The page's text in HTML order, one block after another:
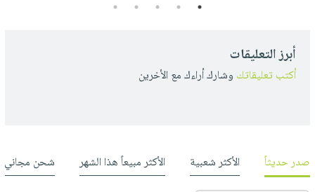
1
2
3
4
5
أبرز التعليقات
أكتب تعليقاتك وشارك أراءك مع الأخرين
صدر حديثاً الأكثر شعبية الأكثر مبيعاً هذا الشهر شحن مجاني